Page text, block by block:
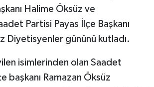
Halime Öksüz ve
Partisi Payas İlçe Başkanı
Diyetisyenler gününü kutladı.
isimlerinden olan Saadet
başkanı Ramazan Öksüz